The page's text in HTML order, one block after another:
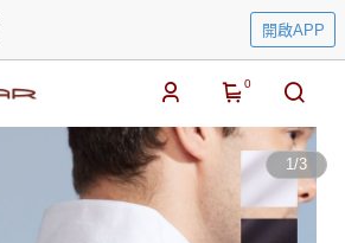
開啟APP
0
1/3